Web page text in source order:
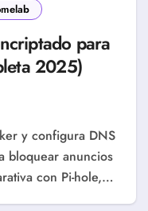
para
2025)
bloquear anuncios
con Pi-hole,…